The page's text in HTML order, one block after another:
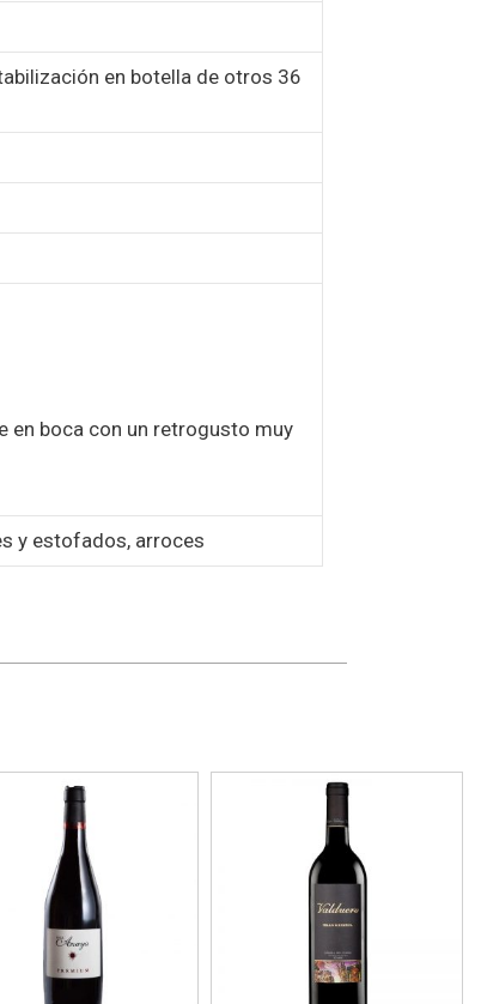
en botella de otros 36
en boca con un retrogusto muy
y estofados, arroces